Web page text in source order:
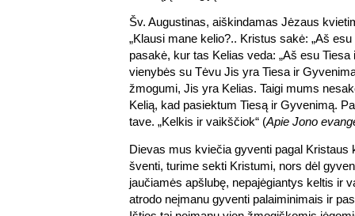
Šv. Augustinas, aiškindamas Jėzaus
„Klausi mane kelio?.. Kristus sakė: „Aš
pasakė, kur tas Kelias veda: „Aš esu Tiesa
vienybės su Tėvu Jis yra Tiesa ir
žmogumi, Jis yra Kelias. Taigi mums
Kelią, kad pasiektum Tiesą ir Gyvenimą.
tave. „Kelkis ir vaikščiok“ (Apie Jono
Dievas mus kviečia gyventi pagal Kristaus
šventi, turime sekti Kristumi, nors dėl
jaučiamės apšlubę, nepajėgiantys keltis ir
atrodo neįmanu gyventi palaiminimais ir